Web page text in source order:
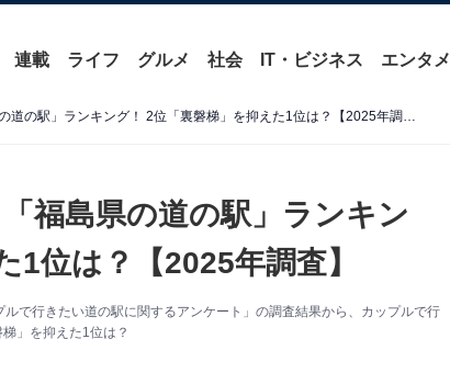
連載 ライフ グルメ 社会 IT・ビジネス エンタメ
カップルで行きたいと思う「福島県の道の駅」ランキング！ 2位「裏磐梯」を抑えた1位は？【2025年調査】
福島県の道の駅」ランキン
位は？【2025年調査】
で行きたい道の駅に関するアンケート」の調査結果から、カップルで行
」を抑えた1位は？